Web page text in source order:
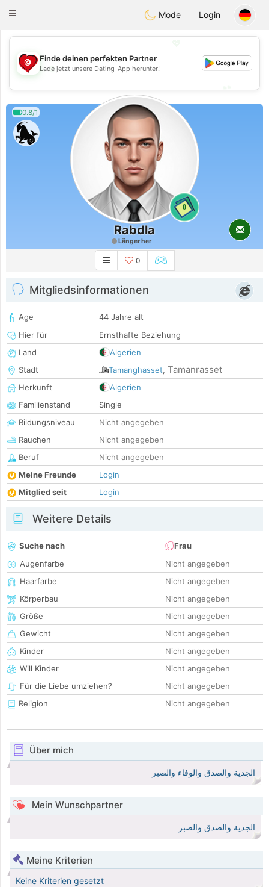
Tunisia Dating
Toggle
Mode Login
💖
💕
Finde deinen perfekten Partner
Lade jetzt unsere Dating-App herunter!
0.8/1
0
Rabdla
Länger her
0
Mitgliedsinformationen
Age
44 Jahre alt
Hier für
Ernsthafte Beziehung
Land
Algerien
Stadt
Tamanghasset, Tamanrasset
Herkunft
Algerien
Familienstand
Single
Bildungsniveau
Nicht angegeben
Rauchen
Nicht angegeben
Beruf
Nicht angegeben
Meine Freunde
Login
Mitglied seit
Login
Weitere Details
Suche nach
Frau
Augenfarbe
Nicht angegeben
Haarfarbe
Nicht angegeben
Körperbau
Nicht angegeben
Größe
Nicht angegeben
Gewicht
Nicht angegeben
Kinder
Nicht angegeben
Will Kinder
Nicht angegeben
Für die Liebe umziehen?
Nicht angegeben
Religion
Nicht angegeben
Über mich
الجدية والصدق والوفاء والصبر
Mein Wunschpartner
الجدية والصدق والصبر
Meine Kriterien
Keine Kriterien gesetzt